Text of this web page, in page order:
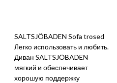
SALTSJÖBADEN Sofa trosed
Легко использовать и любить.
Диван SALTSJÖBADEN
мягкий и обеспечивает
хорошую поддержку